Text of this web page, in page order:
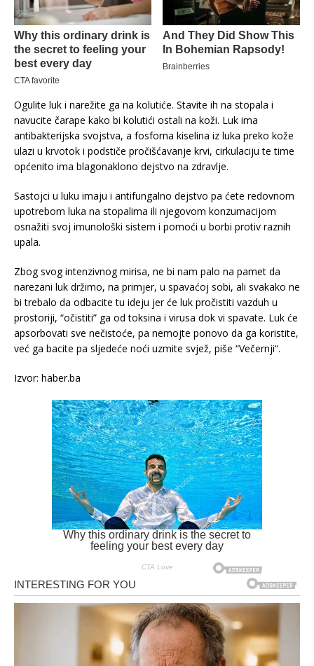
Ogulite luk i narežite ga na kolutiće. Stavite ih na stopala i
navucite čarape kako bi kolutići ostali na koži. Luk ima
antibakterijska svojstva, a fosforna kiselina iz luka preko kože
ulazi u krvotok i podstiče pročišćavanje krvi, cirkulaciju te time
općenito ima blagonaklono dejstvo na zdravlje.
Sastojci u luku imaju i antifungalno dejstvo pa ćete redovnom
upotrebom luka na stopalima ili njegovom konzumacijom
osnažiti svoj imunološki sistem i pomoći u borbi protiv raznih
upala.
Zbog svog intenzivnog mirisa, ne bi nam palo na pamet da
narezani luk držimo, na primjer, u spavaćoj sobi, ali svakako ne
bi trebalo da odbacite tu ideju jer će luk pročistiti vazduh u
prostoriji, “očistiti” ga od toksina i virusa dok vi spavate. Luk će
apsorbovati sve nečistoće, pa nemojte ponovo da ga koristite,
već ga bacite pa sljedeće noći uzmite svjež, piše “Večernji“.
Izvor: haber.ba